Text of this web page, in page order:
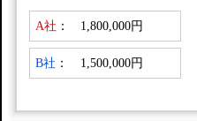
A社 ： 1,800,000円
B社 ： 1,500,000円